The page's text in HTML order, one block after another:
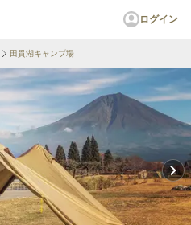
ログイン
田貫湖キャンプ場